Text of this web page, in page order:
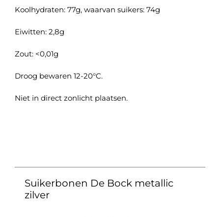
Koolhydraten: 77g, waarvan suikers: 74g
Eiwitten: 2,8g
Zout: <0,01g
Droog bewaren 12-20°C.
Niet in direct zonlicht plaatsen.
Suikerbonen De Bock metallic
zilver